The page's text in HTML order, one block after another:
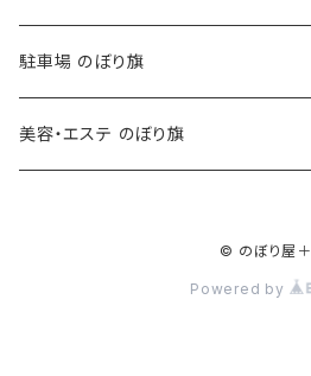
駐車場 のぼり旗
美容・エステ のぼり旗
© のぼり屋＋
Powered by